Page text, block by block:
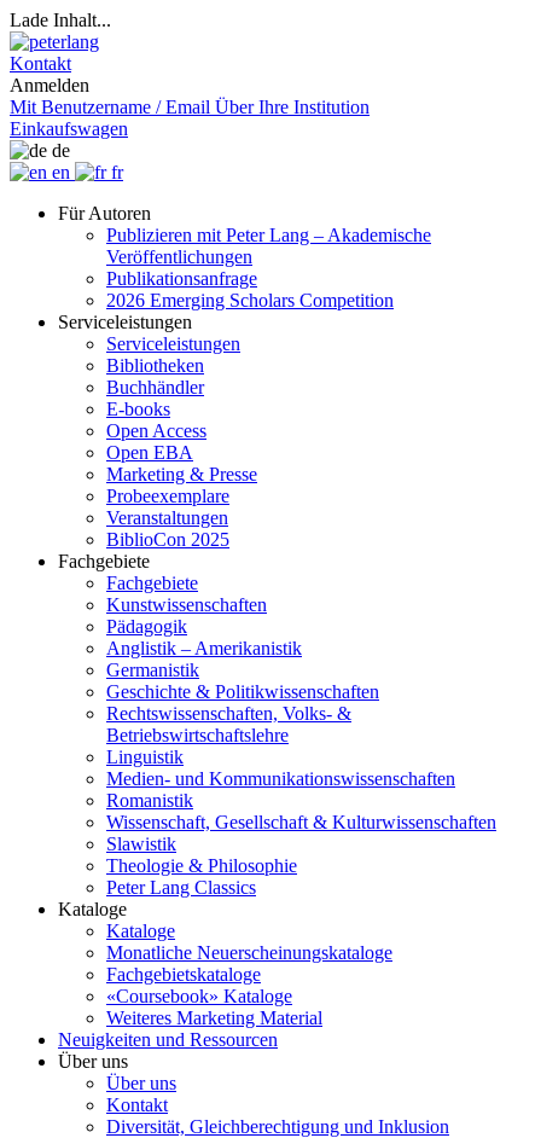
Lade Inhalt...
Kontakt
Anmelden
Mit Benutzername / Email Über Ihre Institution
Einkaufswagen
de
en
fr
Für Autoren
Publizieren mit Peter Lang – Akademische
Veröffentlichungen
Publikationsanfrage
2026 Emerging Scholars Competition
Serviceleistungen
Serviceleistungen
Bibliotheken
Buchhändler
E-books
Open Access
Open EBA
Marketing & Presse
Probeexemplare
Veranstaltungen
BiblioCon 2025
Fachgebiete
Fachgebiete
Kunstwissenschaften
Pädagogik
Anglistik – Amerikanistik
Germanistik
Geschichte & Politikwissenschaften
Rechtswissenschaften, Volks- &
Betriebswirtschaftslehre
Linguistik
Medien- und Kommunikationswissenschaften
Romanistik
Wissenschaft, Gesellschaft & Kulturwissenschaften
Slawistik
Theologie & Philosophie
Peter Lang Classics
Kataloge
Kataloge
Monatliche Neuerscheinungskataloge
Fachgebietskataloge
«Coursebook» Kataloge
Weiteres Marketing Material
Neuigkeiten und Ressourcen
Über uns
Über uns
Kontakt
Diversität, Gleichberechtigung und Inklusion